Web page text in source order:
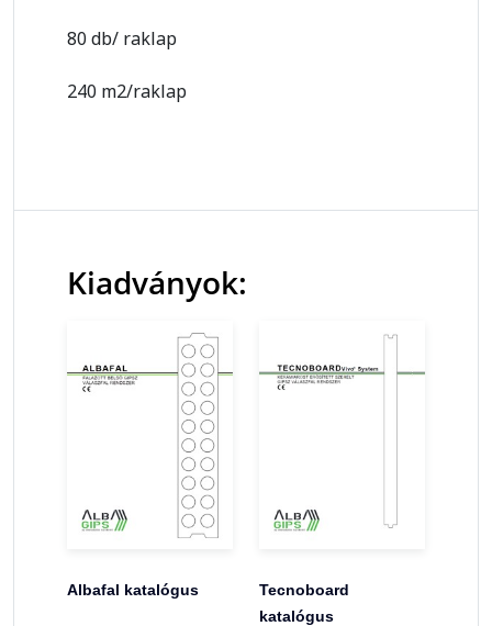
80 db/ raklap
240 m2/raklap
Kiadványok:
Albafal katalógus
Tecnoboard
katalógus